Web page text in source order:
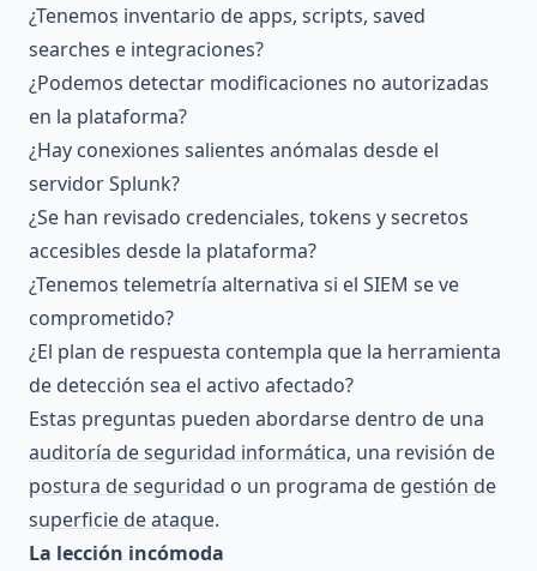
¿Tenemos inventario de apps, scripts, saved
searches e integraciones?
¿Podemos detectar modificaciones no autorizadas
en la plataforma?
¿Hay conexiones salientes anómalas desde el
servidor Splunk?
¿Se han revisado credenciales, tokens y secretos
accesibles desde la plataforma?
¿Tenemos telemetría alternativa si el SIEM se ve
comprometido?
¿El plan de respuesta contempla que la herramienta
de detección sea el activo afectado?
Estas preguntas pueden abordarse dentro de una
auditoría de seguridad informática, una revisión de
postura de seguridad o un programa de gestión de
superficie de ataque.
La lección incómoda